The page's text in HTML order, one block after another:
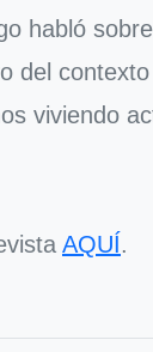
habló
del
viviendo
AQUÍ.